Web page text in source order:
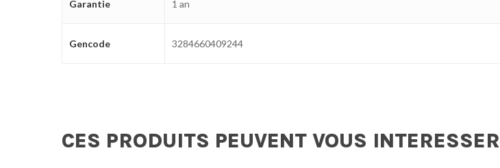
Garantie 1 an
Gencode 3284660409244
CES PRODUITS PEUVENT VOUS INTERESSER